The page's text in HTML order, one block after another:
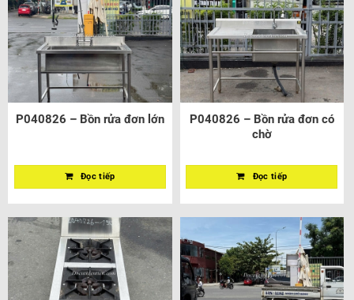
P040826 – Bồn rửa đơn lớn
Đọc tiếp
P040826 – Bồn rửa đơn có
chờ
Đọc tiếp